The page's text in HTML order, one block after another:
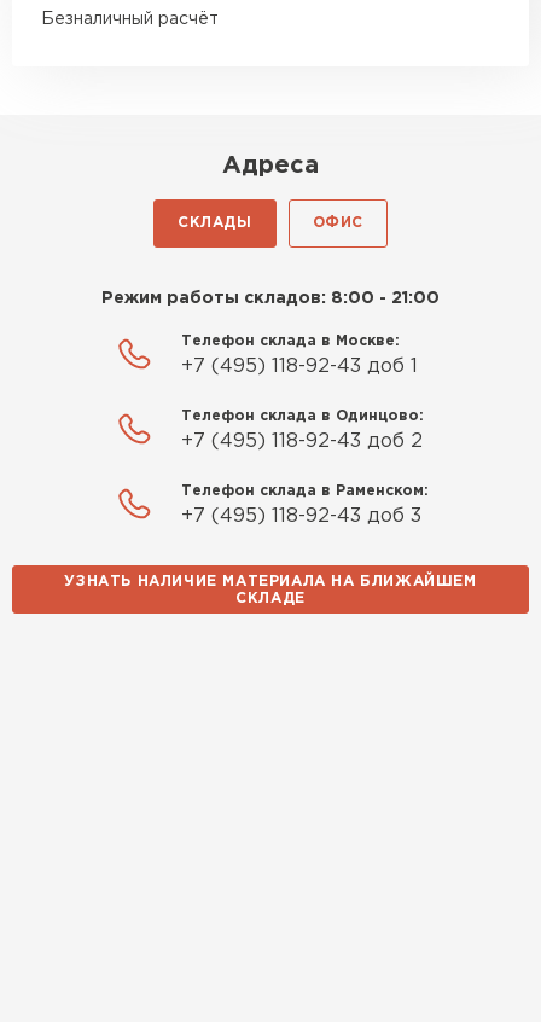
Безналичный расчёт
Адреса
СКЛАДЫ ОФИС
Режим работы складов: 8:00 - 21:00
Телефон склада в Москве:
+7 (495) 118-92-43 доб 1
Телефон склада в Одинцово:
+7 (495) 118-92-43 доб 2
Телефон склада в Раменском:
+7 (495) 118-92-43 доб 3
УЗНАТЬ НАЛИЧИЕ МАТЕРИАЛА НА БЛИЖАЙШЕМ
СКЛАДЕ